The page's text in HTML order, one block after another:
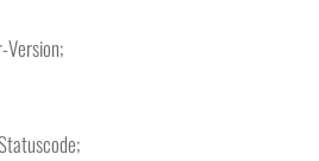
Version;